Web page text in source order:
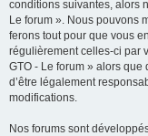
conditions suivantes, alors
Le forum ». Nous pouvons
ferons tout pour que vous
régulièrement celles-ci par
GTO - Le forum » alors
d’être légalement
modifications.
Nos forums sont